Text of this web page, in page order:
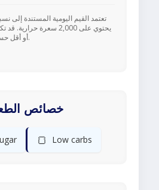
يحتوي على 2,000 سعرة
أو أقل حسب احتياجاتك السعرية.
خصائص
🍞 Low carbs